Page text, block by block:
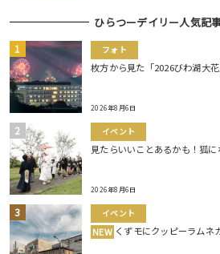
ひらつーデイリー人気記
フォト
枚方から見た「2026びわ湖大花
2026年8月6日
イベント
見たらいいことあるかも！狐に
2026年8月6日
イベント
NEW くずモにクッピーラムネ